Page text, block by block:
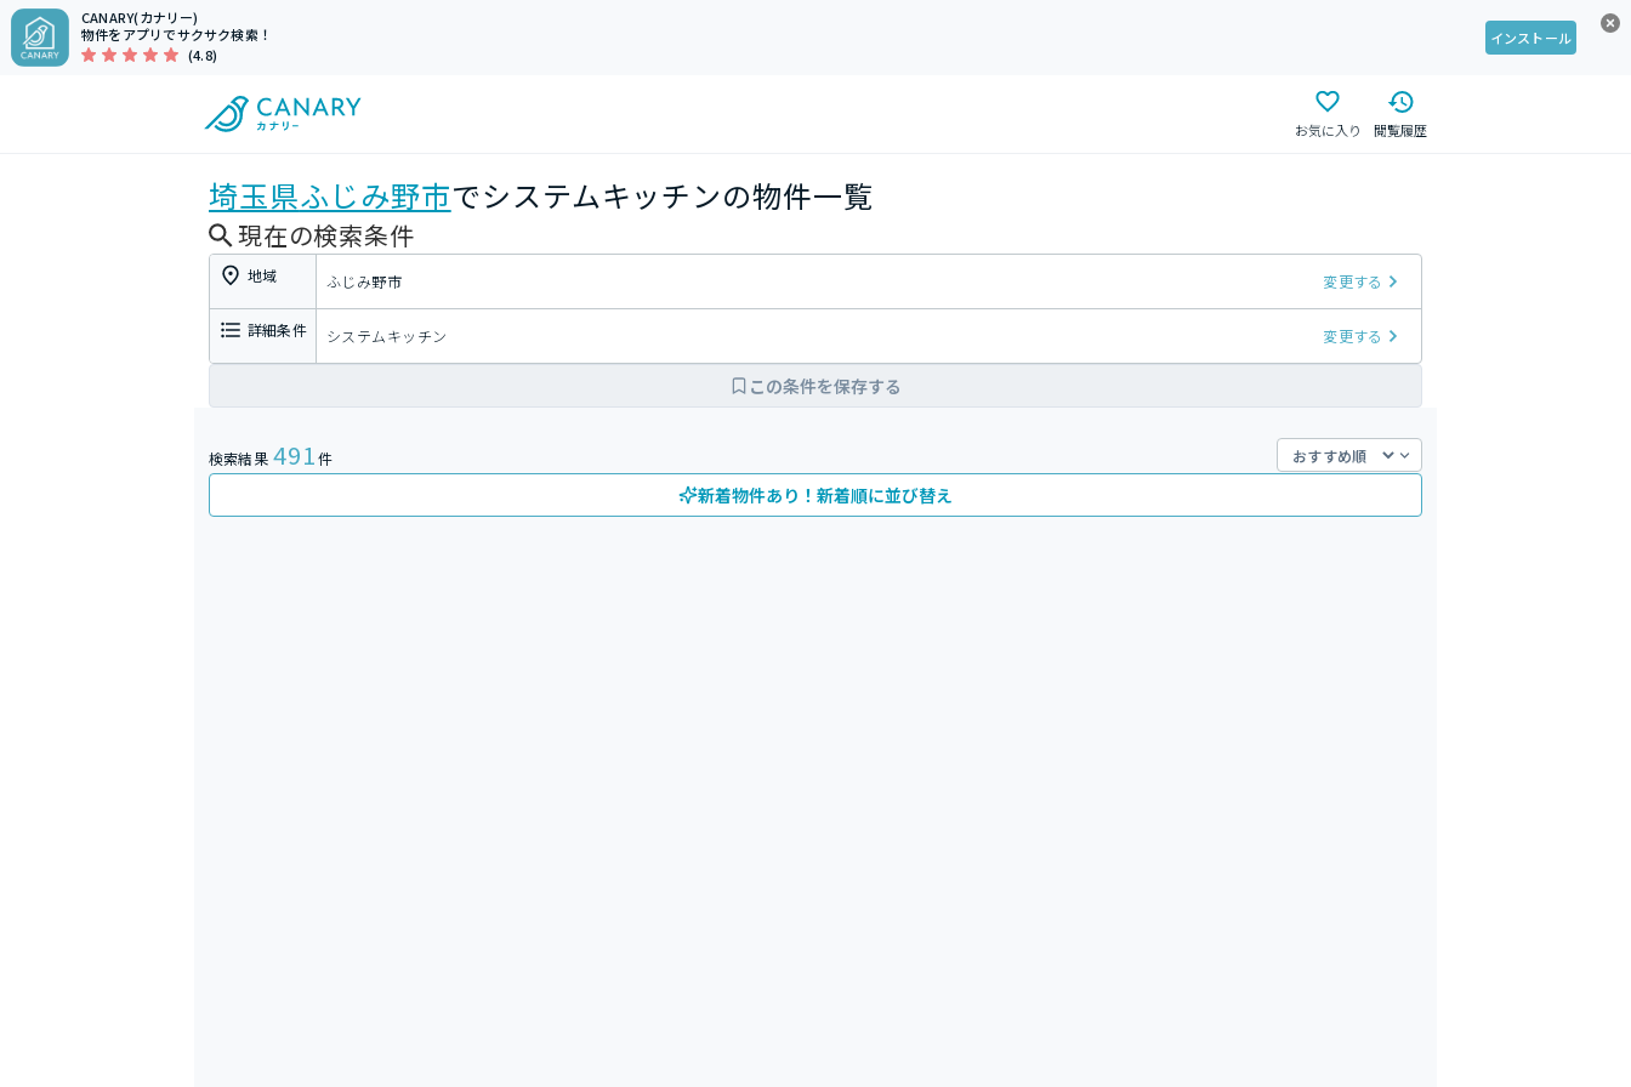
CANARY(カナリー)
物件をアプリでサクサク検索！
(4.8)
インストール
お気に入り 閲覧履歴
埼玉県ふじみ野市でシステムキッチンの物件一覧
現在の検索条件
地域 ふじみ野市 変更する
詳細条件 システムキッチン 変更する
この条件を保存する
検索結果 491件
新着物件あり！新着順に並び替え